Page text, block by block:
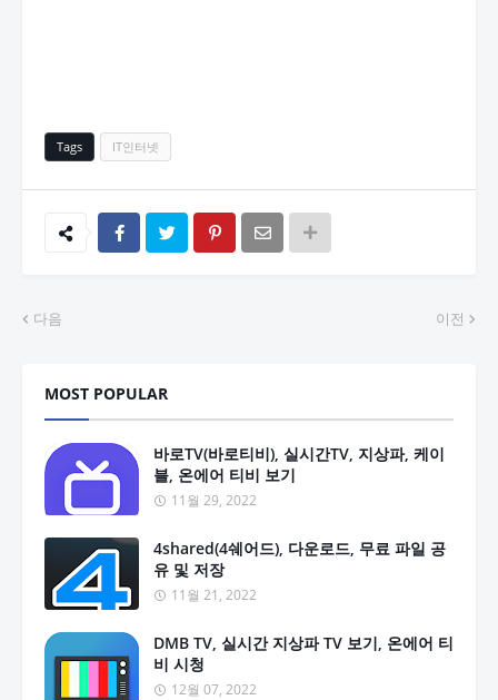
Tags IT인터넷
다음 이전
MOST POPULAR
바로TV(바로티비), 실시간TV, 지상파, 케이
블, 온에어 티비 보기
11월 29, 2022
4shared(4쉐어드), 다운로드, 무료 파일 공
유 및 저장
11월 21, 2022
DMB TV, 실시간 지상파 TV 보기, 온에어 티
비 시청
12월 07, 2022